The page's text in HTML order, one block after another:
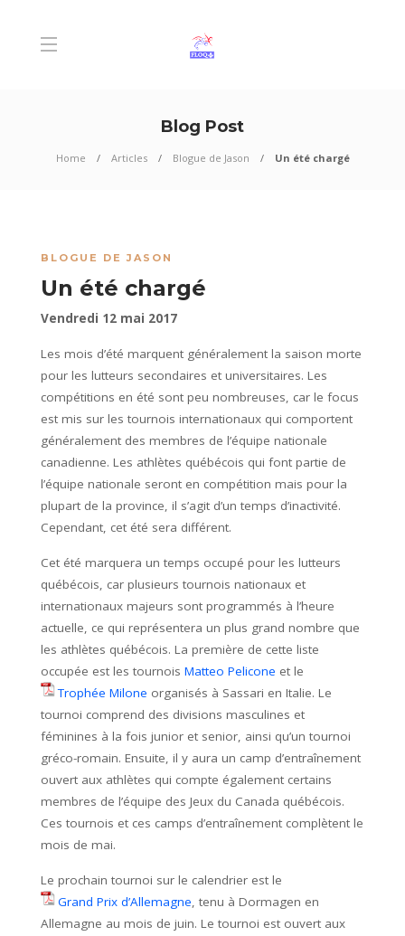
Blog Post
Home Articles Blogue de Jason Un été chargé
BLOGUE DE JASON
Un été chargé
Vendredi 12 mai 2017
Les mois d’été marquent généralement la saison morte
pour les lutteurs secondaires et universitaires. Les
compétitions en été sont peu nombreuses, car le focus
est mis sur les tournois internationaux qui comportent
généralement des membres de l’équipe nationale
canadienne. Les athlètes québécois qui font partie de
l’équipe nationale seront en compétition mais pour la
plupart de la province, il s’agit d’un temps d’inactivité.
Cependant, cet été sera différent.
Cet été marquera un temps occupé pour les lutteurs
québécois, car plusieurs tournois nationaux et
internationaux majeurs sont programmés à l’heure
actuelle, ce qui représentera un plus grand nombre que
les athlètes québécois. La première de cette liste
occupée est les tournois Matteo Pelicone et le
Trophée Milone organisés à Sassari en Italie. Le
tournoi comprend des divisions masculines et
féminines à la fois junior et senior, ainsi qu’un tournoi
gréco-romain. Ensuite, il y aura un camp d’entraînement
ouvert aux athlètes qui compte également certains
membres de l’équipe des Jeux du Canada québécois.
Ces tournois et ces camps d’entraînement complètent le
mois de mai.
Le prochain tournoi sur le calendrier est le
Grand Prix d’Allemagne, tenu à Dormagen en
Allemagne au mois de juin. Le tournoi est ouvert aux